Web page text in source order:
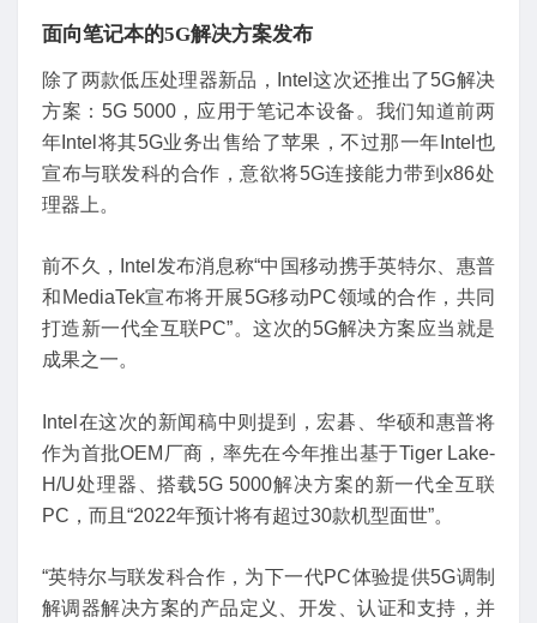
面向笔记本的5G解决方案发布
除了两款低压处理器新品，Intel这次还推出了5G解决
方案：5G 5000，应用于笔记本设备。我们知道前两
年Intel将其5G业务出售给了苹果，不过那一年Intel也
宣布与联发科的合作，意欲将5G连接能力带到x86处
理器上。
前不久，Intel发布消息称“中国移动携手英特尔、惠普
和MediaTek宣布将开展5G移动PC领域的合作，共同
打造新一代全互联PC”。这次的5G解决方案应当就是
成果之一。
Intel在这次的新闻稿中则提到，宏碁、华硕和惠普将
作为首批OEM厂商，率先在今年推出基于Tiger Lake-
H/U处理器、搭载5G 5000解决方案的新一代全互联
PC，而且“2022年预计将有超过30款机型面世”。
“英特尔与联发科合作，为下一代PC体验提供5G调制
解调器解决方案的产品定义、开发、认证和支持，并